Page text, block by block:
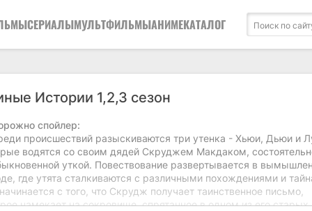
СЕРИАЛЫМУЛЬТФИЛЬМЫАНИМЕКАТАЛОГ
Истории 1,2,3 сезон
спойлер:
происшествий разыскиваются три утенка - Хьюи, Дьюи и
водятся со своим дядей Скруджем Макдаком,
уткой. Повествование развертывается в
где утята сталкиваются с различными похождениями и
с того, что Скрудж получает таинственное письмо,
намекает на сокровище, спрятанное в одном из его старых